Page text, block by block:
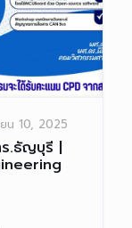
น 10, 2025
.ธัญบุรี |